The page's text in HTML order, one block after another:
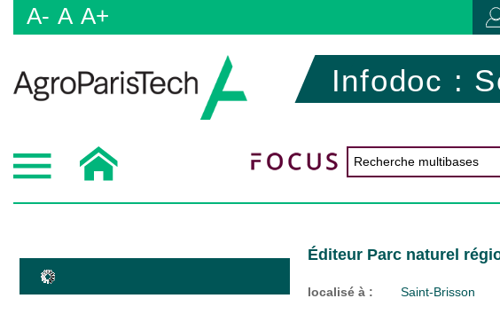
A- A A+
Infodoc :
Éditeur Parc naturel
localisé à : Saint-Brisson